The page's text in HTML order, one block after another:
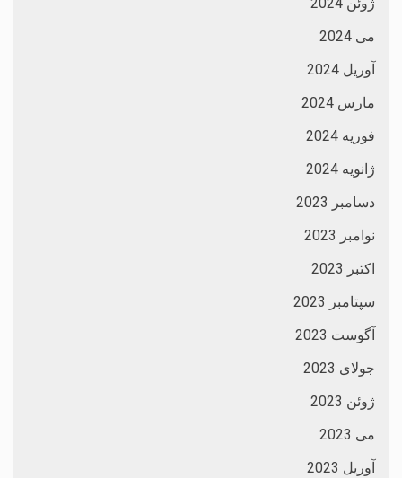
می 2024
آوریل 2024
مارس 2024
فوریه 2024
ژانویه 2024
دسامبر 2023
نوامبر 2023
اکتبر 2023
سپتامبر 2023
آگوست 2023
جولای 2023
ژوئن 2023
می 2023
آوریل 2023